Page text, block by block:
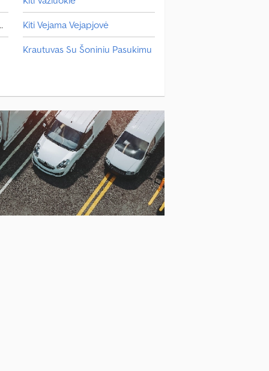
Priemonė
Įranga.
Kiti Vejama Vejapjovė
Krautuvas Su Šoniniu Pasukimu
Svarstyklės Ir Svėrimo Įranga.